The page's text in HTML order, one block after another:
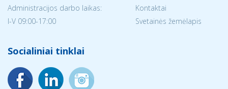
Administracijos darbo laikas:
I-V 09:00-17:00
Kontaktai
Svetainės žemėlapis
Socialiniai tinklai